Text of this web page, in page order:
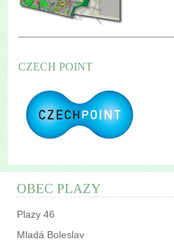
CZECH POINT
OBEC PLAZY
Plazy 46
Mladá Boleslav